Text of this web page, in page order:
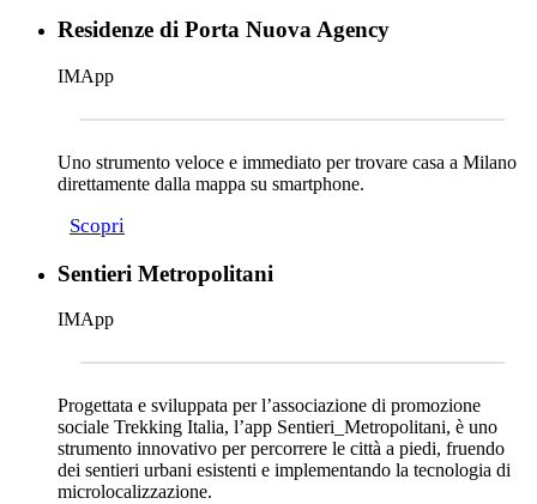
Residenze di Porta Nuova Agency
IMApp
Uno strumento veloce e immediato per trovare casa a Milano
direttamente dalla mappa su smartphone.
Scopri
Sentieri Metropolitani
IMApp
Progettata e sviluppata per l’associazione di promozione
sociale Trekking Italia, l’app Sentieri_Metropolitani, è uno
strumento innovativo per percorrere le città a piedi, fruendo
dei sentieri urbani esistenti e implementando la tecnologia di
microlocalizzazione.